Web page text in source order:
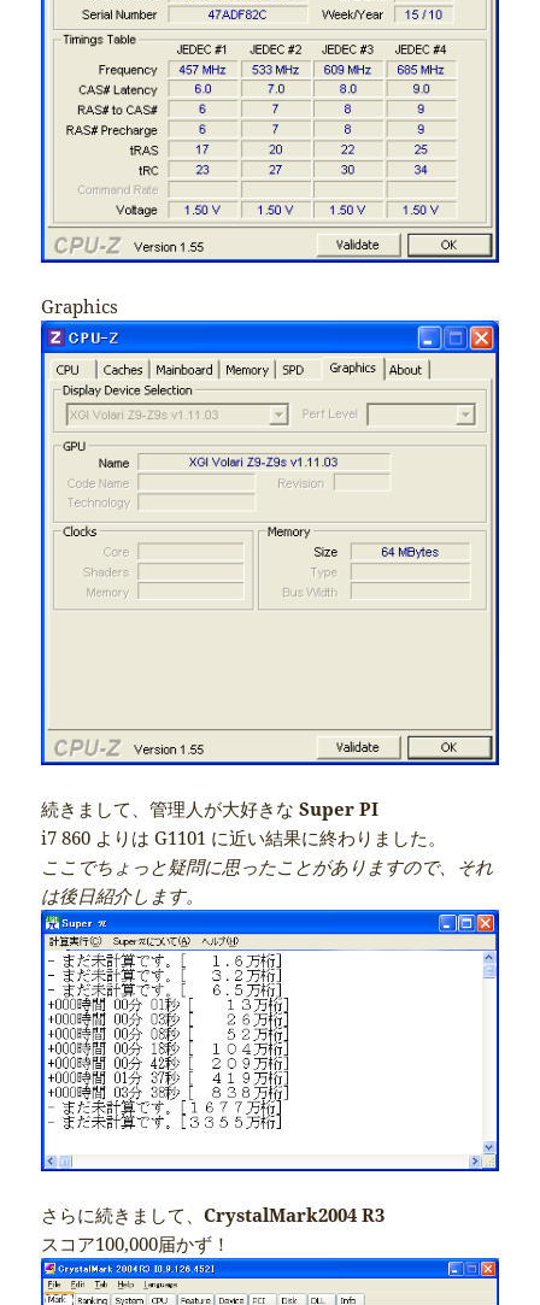
Graphics
続きまして、管理人が大好きなSuper PI
i7 860 よりは G1101 に近い結果に終わりました。
ここでちょっと疑問に思ったことがありますので、それ
は後日紹介します。
さらに続きまして、CrystalMark2004 R3
スコア100,000届かず！